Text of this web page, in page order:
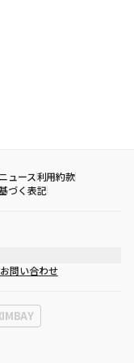
ュース利用約款
づく表記
階(三成洞、coex)
問い合わせ